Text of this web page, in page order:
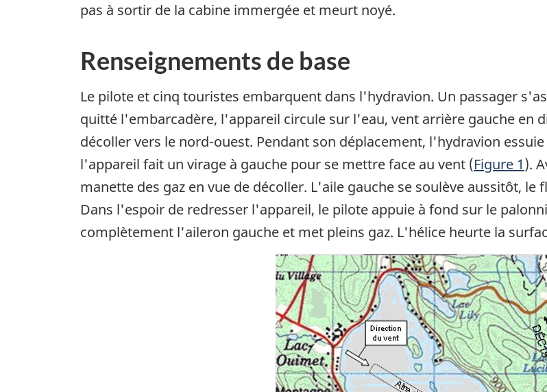
pas à sortir de la cabine immergée et meurt noyé.
Renseignements de base
Le pilote et cinq touristes embarquent dans l'hydravion. Un passager
quitté l'embarcadère, l'appareil circule sur l'eau, vent arrière gauche en
décoller vers le nord-ouest. Pendant son déplacement, l'hydravion
l'appareil fait un virage à gauche pour se mettre face au vent (Figure 1).
manette des gaz en vue de décoller. L'aile gauche se soulève aussitôt,
Dans l'espoir de redresser l'appareil, le pilote appuie à fond sur le
complètement l'aileron gauche et met pleins gaz. L'hélice heurte la
Image